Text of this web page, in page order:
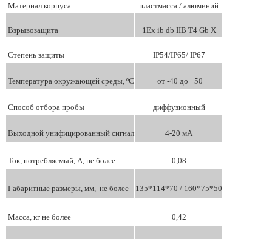
Материал корпуса пластмасса / алюминий
Взрывозащита 1Ех ib db IIB T4 Gb X
Степень защиты IP54/IP65/ IP67
Температура окружающей среды, ºС от -40 до +50
Способ отбора пробы диффузионный
Выходной унифицированный сигнал 4-20 мА
Ток, потребляемый, А, не более 0,08
Габаритные размеры, мм, не более 135*114*70 / 160*75*50
Масса, кг не более 0,42